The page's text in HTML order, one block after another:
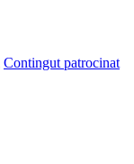
Contingut patrocinat